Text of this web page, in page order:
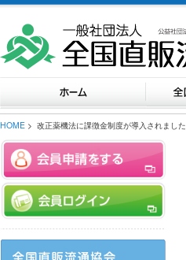
HOME > 改正薬機法に課徴金制度が導入されました